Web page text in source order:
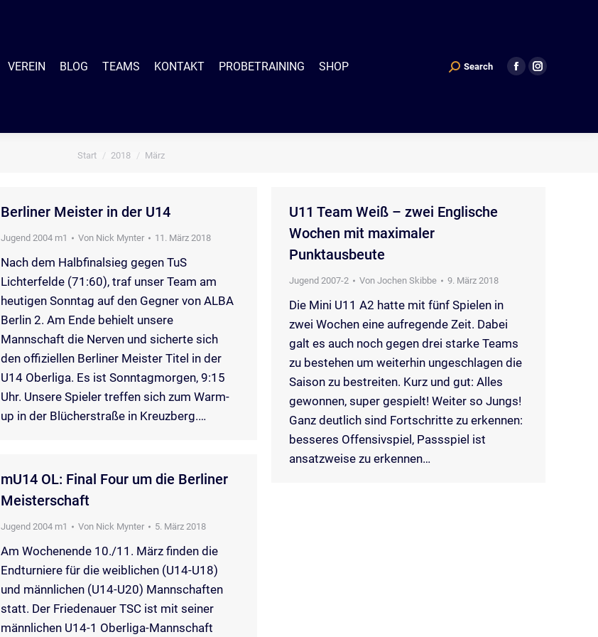
VEREIN BLOG TEAMS KONTAKT PROBETRAINING SHOP Search:
Search
Facebook
in
Instagram
in
Sie befinden sich hier:
Start 2018 März
Berliner Meister in der U14
Jugend 2004 m1 Von Nick Mynter 11. März 2018
Nach dem Halbfinalsieg gegen TuS
Lichterfelde (71:60), traf unser Team am
heutigen Sonntag auf den Gegner von ALBA
Berlin 2. Am Ende behielt unsere
Mannschaft die Nerven und sicherte sich
den offiziellen Berliner Meister Titel in der
U14 Oberliga. Es ist Sonntagmorgen, 9:15
Uhr. Unsere Spieler treffen sich zum Warm-
up in der Blücherstraße in Kreuzberg.…
U11 Team Weiß – zwei Englische
Wochen mit maximaler
Punktausbeute
Jugend 2007-2 Von Jochen Skibbe 9. März 2018
Die Mini U11 A2 hatte mit fünf Spielen in
zwei Wochen eine aufregende Zeit. Dabei
galt es auch noch gegen drei starke Teams
zu bestehen um weiterhin ungeschlagen die
Saison zu bestreiten. Kurz und gut: Alles
gewonnen, super gespielt! Weiter so Jungs!
Ganz deutlich sind Fortschritte zu erkennen:
besseres Offensivspiel, Passspiel ist
ansatzweise zu erkennen…
mU14 OL: Final Four um die Berliner
Meisterschaft
Jugend 2004 m1 Von Nick Mynter 5. März 2018
Am Wochenende 10./11. März finden die
Endturniere für die weiblichen (U14-U18)
und männlichen (U14-U20) Mannschaften
statt. Der Friedenauer TSC ist mit seiner
männlichen U14-1 Oberliga-Mannschaft
Facebook
page
new
Instagram
page
new